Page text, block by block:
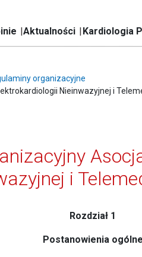
Aktualności Kardiologia
organizacyjne
Nieinwazyjnej i
i
Rozdział 1
Postanowienia ogólne